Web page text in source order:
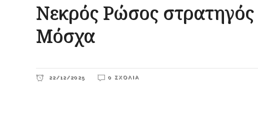
Νεκρός Ρώσος στρατηγός
Μόσχα
22/12/2025 0 ΣΧΌΛΙΑ